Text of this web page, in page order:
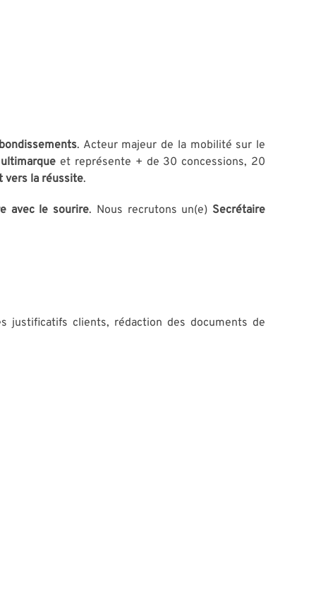
. Acteur majeur de la mobilité sur le
et représente + de 30 concessions, 20
vers la réussite.
avec le sourire. Nous recrutons un(e) Secrétaire
justificatifs clients, rédaction des documents de